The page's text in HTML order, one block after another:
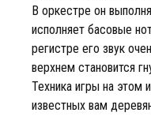
В оркестре он
исполняет басовые
регистре его звук
верхнем становится
Техника игры на этом
известных вам